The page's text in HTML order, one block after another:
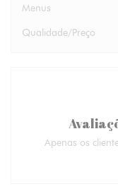
Menus
Qualidade/Preço
Apenas os